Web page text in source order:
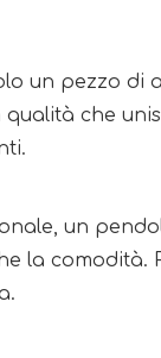
un pezzo di
qualità che
un
la